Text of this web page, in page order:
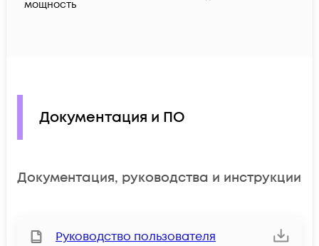
мощность
Документация и ПО
Документация, руководства и инструкции
Руководство пользователя